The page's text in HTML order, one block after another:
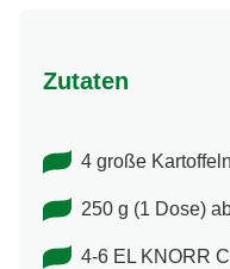
Zutaten
4 große
250 g (1 Dose)
4-6 EL KNORR